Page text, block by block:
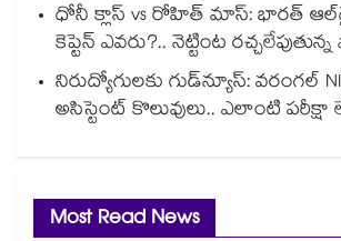
ధోనీ క్లాస్ vs రోహిత్ మాస్: భారత్
కెప్టెన్ ఎవరు?.. నెట్టింట రచ్చలేపుతున్న
నిరుద్యోగులకు గుడ్‌న్యూస్: వరంగల్
అసిస్టెంట్ కొలువులు.. ఎలాంటి పరీక్షా
Most Read News